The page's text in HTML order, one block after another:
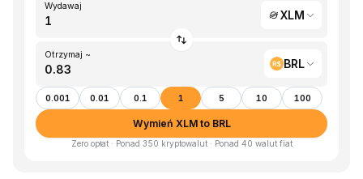
Wydawaj
XLM
Otrzymaj ~
BRL
0.001 0.01 0.1 1 5 10 100
Wymień XLM to BRL
Zero opłat · Ponad 350 kryptowalut · Ponad 40 walut fiat